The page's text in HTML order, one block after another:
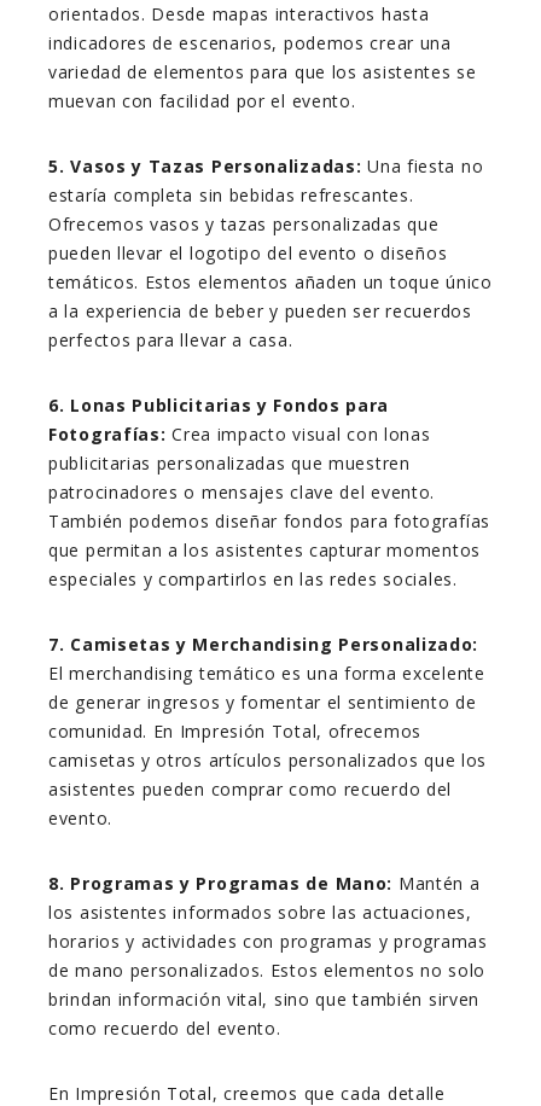
orientados. Desde mapas interactivos hasta
indicadores de escenarios, podemos crear una
variedad de elementos para que los asistentes se
muevan con facilidad por el evento.
5. Vasos y Tazas Personalizadas: Una fiesta no
estaría completa sin bebidas refrescantes.
Ofrecemos vasos y tazas personalizadas que
pueden llevar el logotipo del evento o diseños
temáticos. Estos elementos añaden un toque único
a la experiencia de beber y pueden ser recuerdos
perfectos para llevar a casa.
6. Lonas Publicitarias y Fondos para
Fotografías: Crea impacto visual con lonas
publicitarias personalizadas que muestren
patrocinadores o mensajes clave del evento.
También podemos diseñar fondos para fotografías
que permitan a los asistentes capturar momentos
especiales y compartirlos en las redes sociales.
7. Camisetas y Merchandising Personalizado:
El merchandising temático es una forma excelente
de generar ingresos y fomentar el sentimiento de
comunidad. En Impresión Total, ofrecemos
camisetas y otros artículos personalizados que los
asistentes pueden comprar como recuerdo del
evento.
8. Programas y Programas de Mano: Mantén a
los asistentes informados sobre las actuaciones,
horarios y actividades con programas y programas
de mano personalizados. Estos elementos no solo
brindan información vital, sino que también sirven
como recuerdo del evento.
En Impresión Total, creemos que cada detalle